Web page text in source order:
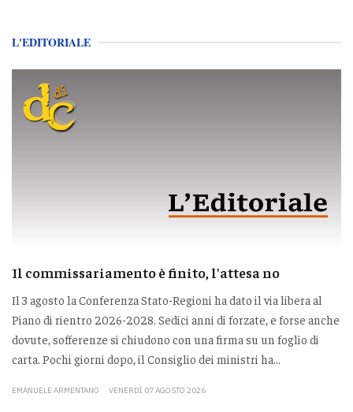
L'EDITORIALE
Il commissariamento è finito, l'attesa no
Il 3 agosto la Conferenza Stato-Regioni ha dato il via libera al
Piano di rientro 2026-2028. Sedici anni di forzate, e forse anche
dovute, sofferenze si chiudono con una firma su un foglio di
carta. Pochi giorni dopo, il Consiglio dei ministri ha...
EMANUELE ARMENTANO VENERDÌ 07 AGOSTO 2026